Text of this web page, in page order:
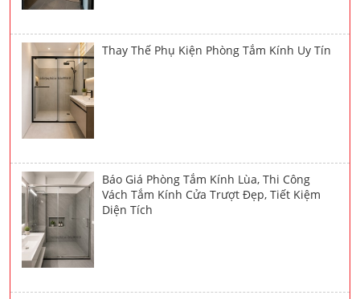
Thay Thế Phụ Kiện Phòng Tắm Kính Uy Tín
Báo Giá Phòng Tắm Kính Lùa, Thi Công
Vách Tắm Kính Cửa Trượt Đẹp, Tiết Kiệm
Diện Tích